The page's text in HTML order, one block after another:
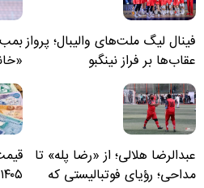
فینال لیگ ملت‌های والیبال؛ پرواز
عقاب‌ها بر فراز نینگبو
بمب
عبدالرضا هلالی؛ از «رضا پله» تا
مداحی؛ رؤیای فوتبالیستی که